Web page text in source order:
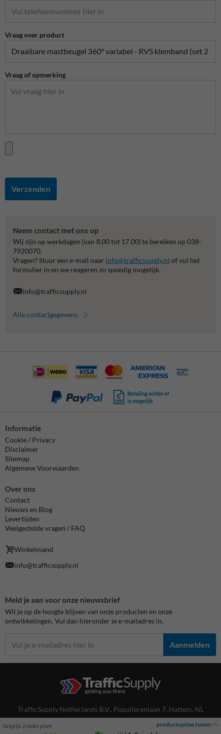
Setprijs 2 stuks p/set productopties tonen
Vraag over product
Vraag of opmerking
Verzenden
Neem contact met ons op
Wij zijn op werkdagen (van 8.00 tot 17.00) te bereiken op 038-
7920070.
Vragen? Stuur een e-mail naar info@trafficsupply.nl of vul het
formulier in en we reageren zo spoedig mogelijk.
info@trafficsupply.nl
Alle contactgegevens
Betaling achteraf
is mogelijk
Informatie
Cookie / Privacy
Disclaimer
Sitemap
Algemene Voorwaarden
Over ons
Contact
Nieuws en Blog
Levertijden
Veelgestelde vragen / FAQ
Winkelmand
info@trafficsupply.nl
Meld je aan voor onze nieuwsbrief
Wil je op de hoogte blijven van onze producten en onze
ontwikkelingen. Vul dan hieronder je e-mailadres in.
Aanmelden
TrafficSupply Netherlands B.V., Populierenlaan 7, Hattem, NL